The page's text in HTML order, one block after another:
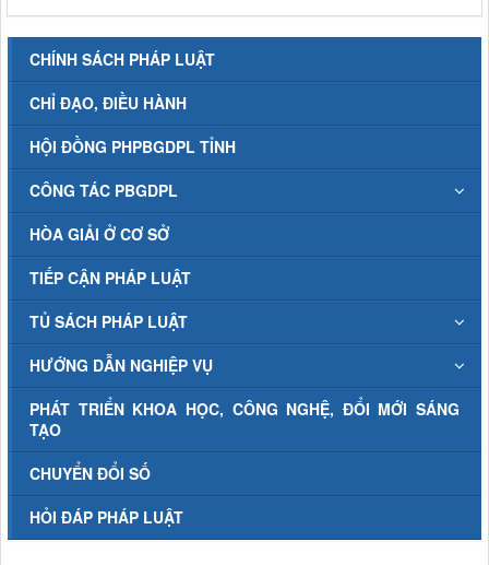
CHÍNH SÁCH PHÁP LUẬT
CHỈ ĐẠO, ĐIỀU HÀNH
HỘI ĐỒNG PHPBGDPL TỈNH
CÔNG TÁC PBGDPL
HÒA GIẢI Ở CƠ SỞ
TIẾP CẬN PHÁP LUẬT
TỦ SÁCH PHÁP LUẬT
HƯỚNG DẪN NGHIỆP VỤ
PHÁT TRIỂN KHOA HỌC, CÔNG NGHỆ, ĐỔI MỚI SÁNG
TẠO
CHUYỂN ĐỔI SỐ
HỎI ĐÁP PHÁP LUẬT